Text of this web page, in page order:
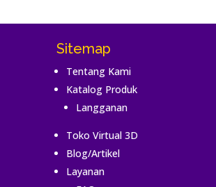
Sitemap
Tentang Kami
Katalog Produk
Langganan
Toko Virtual 3D
Blog/Artikel
Layanan